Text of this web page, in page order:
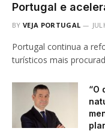
Portugal e
BY VEJA PORTUGAL
Portugal continua a
turísticos mais
“O